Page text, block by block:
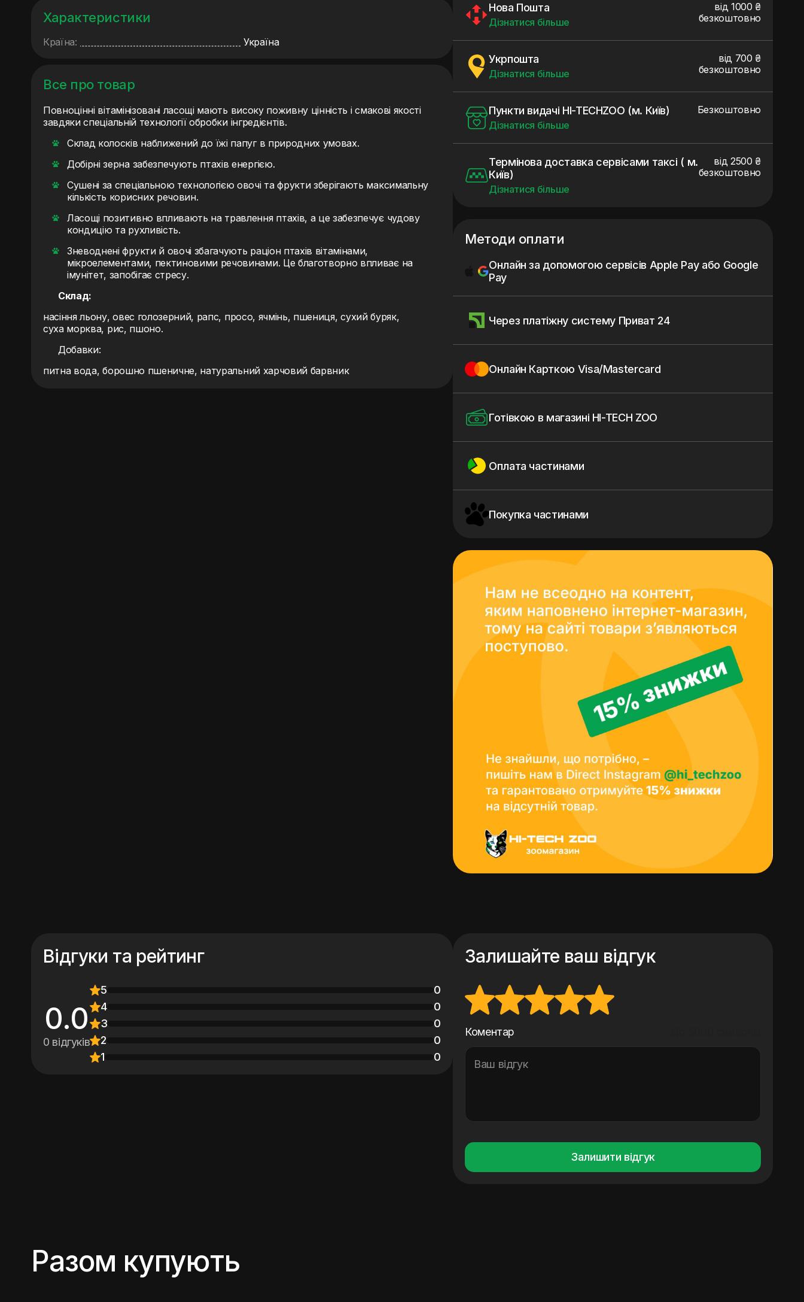
Характеристики
Країна: Україна
Все про товар
Повноцінні вітамінізовані ласощі мають високу поживну цінність і смакові якості
завдяки спеціальній технології обробки інгредієнтів.
Склад колосків наближений до їжі папуг в природних умовах.
Добірні зерна забезпечують птахів енергією.
Сушені за спеціальною технологією овочі та фрукти зберігають максимальну
кількість корисних речовин.
Ласощі позитивно впливають на травлення птахів, а це забезпечує чудову
кондицію та рухливість.
Зневоднені фрукти й овочі збагачують раціон птахів вітамінами,
мікроелементами, пектиновими речовинами. Це благотворно впливає на
імунітет, запобігає стресу.
Склад:
насіння льону, овес голозерний, рапс, просо, ячмінь, пшениця, сухий буряк,
суха морква, рис, пшоно.
Добавки:
питна вода, борошно пшеничне, натуральний харчовий барвник
Нова Пошта
Дізнатися більше
від 1000 ₴
безкоштовно
Укрпошта
Дізнатися більше
від 700 ₴
безкоштовно
Пункти видачі HI-TECHZOO (м. Київ)
Дізнатися більше
Безкоштовно
Термінова доставка сервісами таксі ( м.
Київ)
Дізнатися більше
від 2500 ₴
безкоштовно
Методи оплати
Онлайн за допомогою сервісів Apple Pay або Google
Pay
Через платіжну систему Приват 24
Онлайн Карткою Visa/Mastercard
Готівкою в магазині HI-TECH ZOO
Оплата частинами
Покупка частинами
Відгуки та рейтинг
0.0
0 відгуків
5
0
4
0
3
0
2
0
1
0
Залишайте ваш відгук
Коментар
Ваш відгук
Залишити відгук
Разом купують